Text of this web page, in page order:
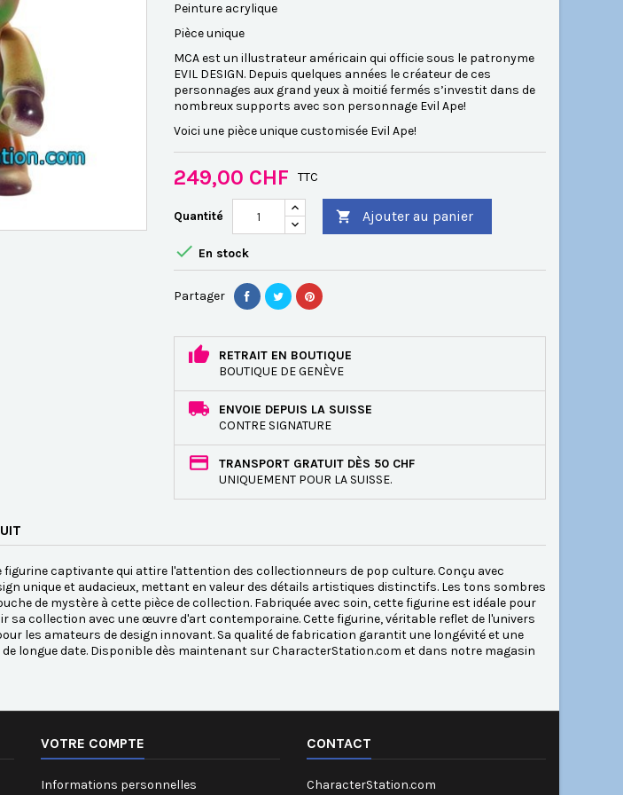
Peinture acrylique
Pièce unique
MCA est un illustrateur américain qui officie sous le patronyme
EVIL DESIGN. Depuis quelques années le créateur de ces
personnages aux grand yeux à moitié fermés s’investit dans de
nombreux supports avec son personnage Evil Ape!
Voici une pièce unique customisée Evil Ape!
249,00 CHF TTC
Quantité  Ajouter au panier
 En stock
Partager
RETRAIT EN BOUTIQUE
BOUTIQUE DE GENÈVE
ENVOIE DEPUIS LA SUISSE
CONTRE SIGNATURE
TRANSPORT GRATUIT DÈS 50 CHF
UNIQUEMENT POUR LA SUISSE.
figurine captivante qui attire l'attention des collectionneurs de pop culture. Conçu avec
unique et audacieux, mettant en valeur des détails artistiques distinctifs. Les tons sombres
de mystère à cette pièce de collection. Fabriquée avec soin, cette figurine est idéale pour
collection avec une œuvre d'art contemporaine. Cette figurine, véritable reflet de l'univers
les amateurs de design innovant. Sa qualité de fabrication garantit une longévité et une
longue date. Disponible dès maintenant sur CharacterStation.com et dans notre magasin
VOTRE COMPTE
Informations personnelles
CONTACT
CharacterStation.com